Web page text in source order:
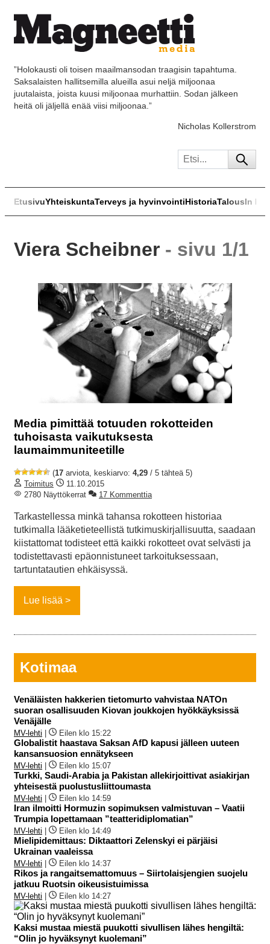
”Holokausti oli toisen maailmansodan traagisin tapahtuma.
Saksalaisten hallitsemilla alueilla asui neljä miljoonaa
juutalaista, joista kuusi miljoonaa murhattiin. Sodan jälkeen
heitä oli jäljellä enää viisi miljoonaa.”
Nicholas Kollerstrom
EtusivuYhteiskuntaTerveys ja hyvinvointiHistoriaTalousIn
Viera Scheibner - sivu 1/1
Media pimittää totuuden rokotteiden
tuhoisasta vaikutuksesta
laumaimmuniteetille
(17 arviota, keskiarvo: 4,29 / 5 tähteä 5)
Toimitus
11.10.2015
2780 Näyttökerrat
17 Kommenttia
Tarkastellessa minkä tahansa rokotteen historiaa
tutkimalla lääketieteellistä tutkimuskirjallisuutta, saadaan
kiistattomat todisteet että kaikki rokotteet ovat selvästi ja
todistettavasti epäonnistuneet tarkoituksessaan,
tartuntatautien ehkäisyssä.
Lue lisää
Kotimaa
Venäläisten hakkerien tietomurto vahvistaa NATOn
suoran osallisuuden Kiovan joukkojen hyökkäyksissä
Venäjälle
MV-lehti Eilen klo 15:22
Globalistit haastava Saksan AfD kapusi jälleen uuteen
kansansuosion ennätykseen
MV-lehti Eilen klo 15:07
Turkki, Saudi-Arabia ja Pakistan allekirjoittivat asiakirjan
yhteisestä puolustusliittoumasta
MV-lehti Eilen klo 14:59
Iran ilmoitti Hormuzin sopimuksen valmistuvan – Vaatii
Trumpia lopettamaan ”teatteridiplomatian”
MV-lehti Eilen klo 14:49
Mielipidemittaus: Diktaattori Zelenskyi ei pärjäisi
Ukrainan vaaleissa
MV-lehti Eilen klo 14:37
Rikos ja rangaitsemattomuus – Siirtolaisjengien suojelu
jatkuu Ruotsin oikeusistuimissa
MV-lehti Eilen klo 14:27
Kaksi mustaa miestä puukotti sivullisen lähes hengiltä:
“Olin jo hyväksynyt kuolemani”